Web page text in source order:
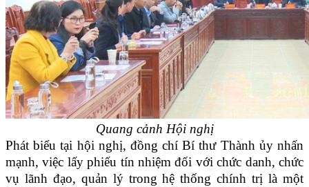
Quang cảnh Hội nghị
Phát biểu tại hội nghị, đồng chí Bí thư Thành ủy nhấn
mạnh, việc lấy phiếu tín nhiệm đối với chức danh, chức
vụ lãnh đạo, quản lý trong hệ thống chính trị là một